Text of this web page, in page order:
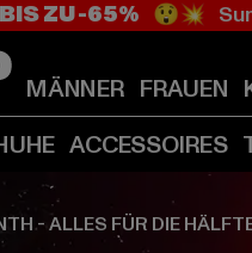
BIS ZU -65% 😲💥
MÄNNER FRAUEN
ACCESSOIRES
- ALLES FÜR DIE